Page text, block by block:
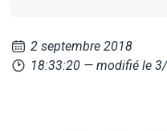
2 septembre 2018
18:33:20 — modifié le